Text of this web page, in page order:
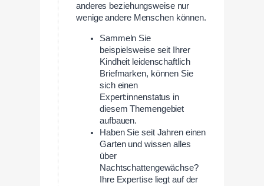
anderes beziehungsweise nur
wenige andere Menschen können.
Sammeln Sie
beispielsweise seit Ihrer
Kindheit leidenschaftlich
Briefmarken, können Sie
sich einen
Expert:innenstatus in
diesem Themengebiet
aufbauen.
Haben Sie seit Jahren einen
Garten und wissen alles
über
Nachtschattengewächse?
Ihre Expertise liegt auf der